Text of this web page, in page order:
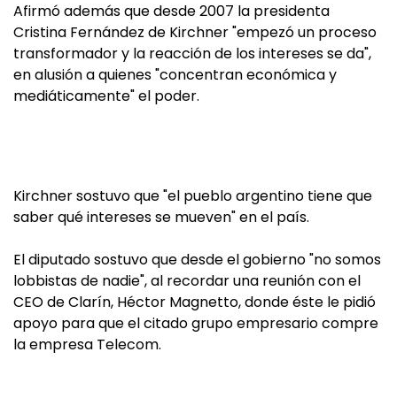
Afirmó además que desde 2007 la presidenta
Cristina Fernández de Kirchner "empezó un proceso
transformador y la reacción de los intereses se da",
en alusión a quienes "concentran económica y
mediáticamente" el poder.
Kirchner sostuvo que "el pueblo argentino tiene que
saber qué intereses se mueven" en el país.
El diputado sostuvo que desde el gobierno "no somos
lobbistas de nadie", al recordar una reunión con el
CEO de Clarín, Héctor Magnetto, donde éste le pidió
apoyo para que el citado grupo empresario compre
la empresa Telecom.